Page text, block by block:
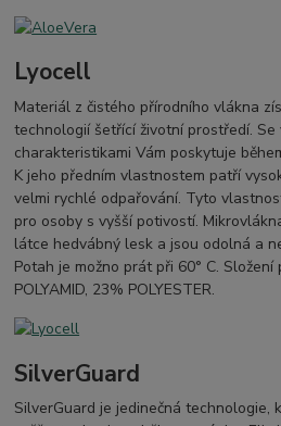
Lyocell
Materiál z čistého přírodního vlákna
technologií šetřící životní prostředí. Se
charakteristikami Vám poskytuje
K jeho předním vlastnostem patří
velmi rychlé odpařování. Tyto
pro osoby s vyšší potivostí.
látce hedvábný lesk a jsou odolná a
Potah je možno prát při 60° C. Složení
POLYAMID, 23% POLYESTER.
SilverGuard
SilverGuard je jedinečná technologie,